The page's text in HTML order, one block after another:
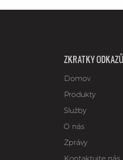
ZKRATKY ODKAZŮ
Domov
Produkty
Služby
O nás
Zprávy